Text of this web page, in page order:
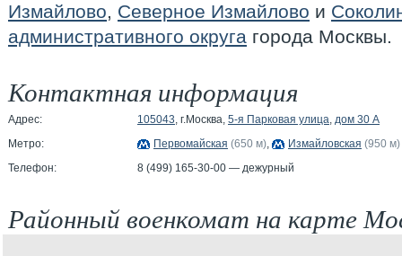
Измайлово, Северное Измайлово и
административного округа города Москвы.
Контактная информация
Адрес: 105043, г.Москва, 5-я Парковая улица, дом 30 А
Метро:
Первомайская (650 м), Измайловская (950 м)
Телефон:
8 (499) 165-30-00 — дежурный
Районный военкомат на карте